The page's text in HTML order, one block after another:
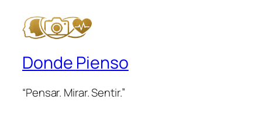
Donde Pienso
“Pensar. Mirar. Sentir.”